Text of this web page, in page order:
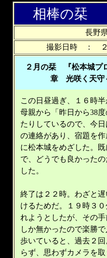
相棒の栞
長野
撮影日時 ： ２
２月の栞 『松本城プ
章 光咲く天守
この日昼過ぎ、１６時
母親から「昨日から38
たりしているので、今
の連絡があり、宿題を
に松本城をめざした。
で、どうでも良かった
した。
終了は２２時。わざと
けるためだ。１９時３
れようとしたが、その
しか無かったので楽勝
歩いていると、過去２
らず、思わずカメラを取